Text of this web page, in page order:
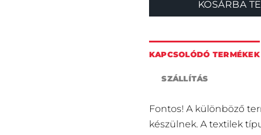
KOSÁRBA
KAPCSOLÓDÓ TERMÉKEK
SZÁLLÍTÁS
Fontos! A különböző
készülnek. A textilek